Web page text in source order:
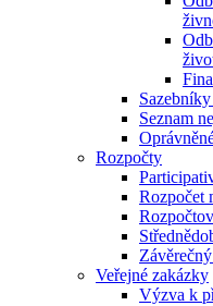
Seznam
Rozpočty
Rozpočet
Veřejné zakázky
Výzva k